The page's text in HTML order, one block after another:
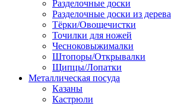
Разделочные доски
Разделочные доски из дерева
Тёрки/Овощечистки
Точилки для ножей
Чесноковыжималки
Штопоры/Открывалки
Щипцы/Лопатки
Металлическая посуда
Казаны
Кастрюли